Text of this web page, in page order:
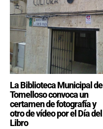
La Biblioteca Municipal de
Tomelloso convoca un
certamen de fotografía y
otro de vídeo por el Día del
Libro